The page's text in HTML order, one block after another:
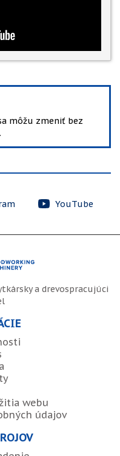
môžu zmeniť bez
YouTube
a drevospracujúci
webu
údajov